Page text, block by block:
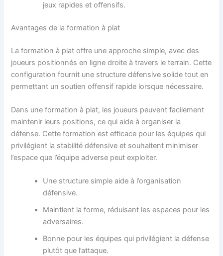
jeux rapides et offensifs.
Avantages de la formation à plat
La formation à plat offre une approche simple, avec des
joueurs positionnés en ligne droite à travers le terrain. Cette
configuration fournit une structure défensive solide tout en
permettant un soutien offensif rapide lorsque nécessaire.
Dans une formation à plat, les joueurs peuvent facilement
maintenir leurs positions, ce qui aide à organiser la
défense. Cette formation est efficace pour les équipes qui
privilégient la stabilité défensive et souhaitent minimiser
l’espace que l’équipe adverse peut exploiter.
Une structure simple aide à l’organisation
défensive.
Maintient la forme, réduisant les espaces pour les
adversaires.
Bonne pour les équipes qui privilégient la défense
plutôt que l’attaque.